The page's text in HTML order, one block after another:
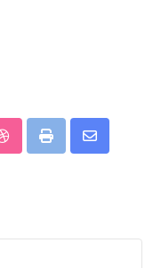
StumbleUpon
Print
Share